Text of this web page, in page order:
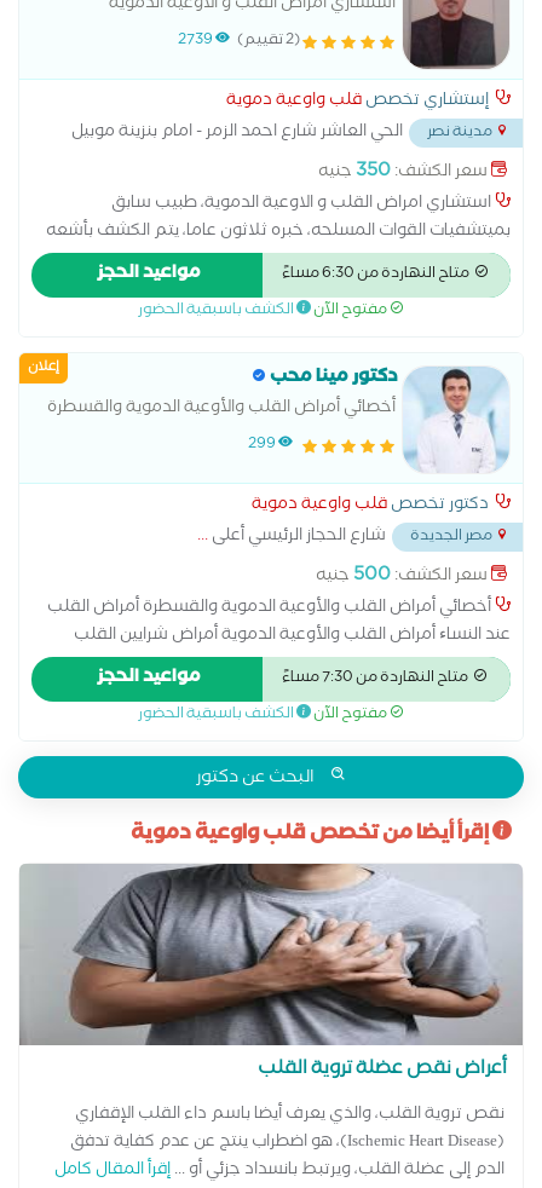
هبوط عضلة القلب متابعة النشاط الروماتيزمي والحمى الروماتيزمية
متابعة ما بعد التوسيع وتركيب الدعمات لشرايين القلب مرض
الشريان التاجي
(2 تقييم) 2739
إستشاري تخصصقلب واوعية دموية
مدينة نصر
الحي العاشر شارع احمد الزمر - امام بنزينة موبيل
سعر الكشف:350 جنيه
استشاري امراض القلب و الاوعية الدموية، طبيب سابق
بميتشفيات القوات المسلحه، خبره ثلاثون عاما، يتم الكشف بأشعه
الموجات فوق الصوتيه (الايكو ) ، و كذالك رسام القلب الكهربائى
،،،،،،،،،،،،،،،،،،،،،،،،،،،،،،،،،
متاح النهاردة من 6:30 مساءً مواعيد الحجز
مفتوح الآن الكشف باسبقية الحضور
إعلان دكتور مينا محب
أخصائي أمراض القلب والأوعية الدموية والقسطرة
299
دكتور تخصصقلب واوعية دموية
مصر الجديدة شارع الحجاز الرئيسي أعلى...
سعر الكشف:500 جنيه
أخصائي أمراض القلب والأوعية الدموية والقسطرة أمراض القلب
عند النساﺀ أمراض القلب والأوعية الدموية أمراض شرايين القلب
والذبحة الصدرية وارتقاع ضغط الدم أمراض صمام القلب اتساع عضلة
القلب اضطرابات نبض القلب اعتلال عضلة القلب الاكتشاف المبكر
لامراض القلب والشرايين التهاب بطانة القلب القسطرة التشخيصية
القلب بالمجهود علاج ارتفاع نسبة الدهون والكوليسترول فى الدم
علاج قصور الشريان التاجى علاج هبوط عضلة القلب متابعة النشاط
الروماتيزمي والحمى الروماتيزمية متابعة ما بعد التوسيع وتركيب
الدعمات لشرايين القلب مرض الشريان التاجي
متاح النهاردة من 7:30 مساءً مواعيد الحجز
مفتوح الآن الكشف باسبقية الحضور
البحث عن دكتور
إقرأ أيضا من تخصص قلب واوعية دموية
أعراض نقص عضلة تروية القلب
نقص تروية القلب، والذي يعرف أيضا باسم داء القلب الإقفاري
(Ischemic Heart Disease)، هو اضطراب ينتج عن عدم كفاية تدفق
الدم إلى عضلة القلب، ويرتبط بانسداد جزئي أو ...إقرأ المقال كامل